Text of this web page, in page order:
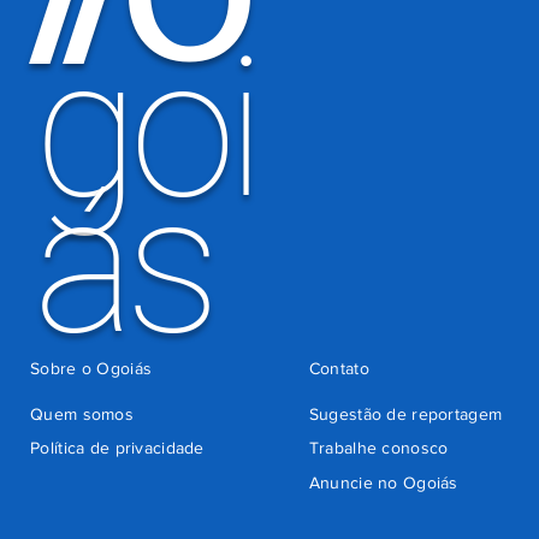
goi
ás
Quem somos
Sugestão de reportagem
Trabalhe conosco
Política de privacidade
Anuncie no Ogoiás
Contato
Sobre o Ogoiás